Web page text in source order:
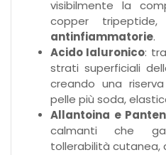
visibilmente la
copper
antinfiammatorie.
Acido Ialuronico:
strati superficiali
creando una
pelle più soda,
Allantoina e
calmanti che
tollerabilità cutanea,